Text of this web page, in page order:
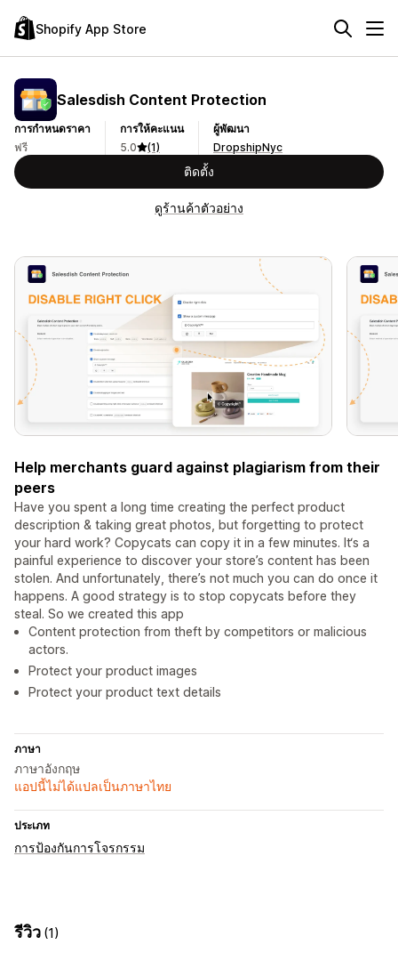
Shopify App Store
Salesdish Content Protection
การกำหนดราคา
ฟรี
การให้คะแนน
5.0
(1)
ผู้พัฒนา
DropshipNyc
ติดตั้ง
ดูร้านค้าตัวอย่าง
Help merchants guard against plagiarism from their
peers
Have you spent a long time creating the perfect product
description & taking great photos, but forgetting to protect
your hard work? Copycats can copy it in a few minutes. It‘s a
painful experience to discover your store’s content has been
stolen. And unfortunately, there’s not much you can do once it
happens. A good strategy is to stop copycats before they
steal. So we created this app
Content protection from theft by competitors or malicious
actors.
Protect your product images
Protect your product text details
ภาษา
ภาษาอังกฤษ
แอปนี้ไม่ได้แปลเป็นภาษาไทย
ประเภท
การป้องกันการโจรกรรม
รีวิว (1)